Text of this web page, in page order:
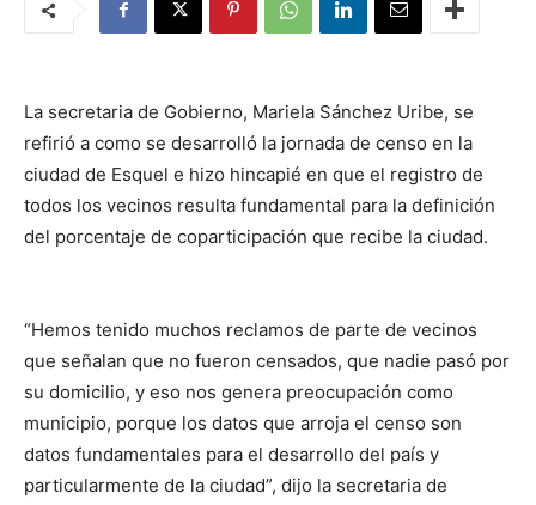
La secretaria de Gobierno, Mariela Sánchez Uribe, se
refirió a como se desarrolló la jornada de censo en la
ciudad de Esquel e hizo hincapié en que el registro de
todos los vecinos resulta fundamental para la definición
del porcentaje de coparticipación que recibe la ciudad.
“Hemos tenido muchos reclamos de parte de vecinos
que señalan que no fueron censados, que nadie pasó por
su domicilio, y eso nos genera preocupación como
municipio, porque los datos que arroja el censo son
datos fundamentales para el desarrollo del país y
particularmente de la ciudad”, dijo la secretaria de